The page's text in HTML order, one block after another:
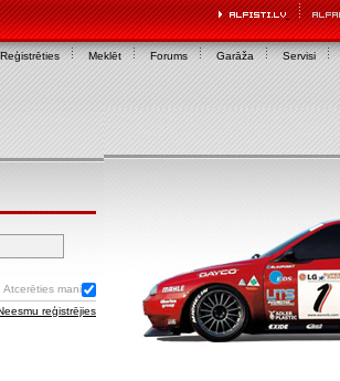
Reģistrēties Meklēt Forums Garāža Servisi
Atcerēties mani
reģistrējies